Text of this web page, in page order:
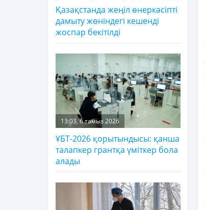
Қазақстанда жеңіл өнеркәсіпті
дамыту жөніндегі кешенді
жоспар бекітілді
13:03, 6 тамыз 2026
ҰБТ-2026 қорытындысы: қанша
талапкер грантқа үміткер бола
алады